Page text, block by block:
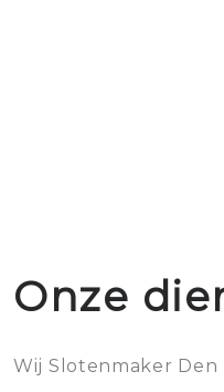
Onze
Wij Slotenmaker